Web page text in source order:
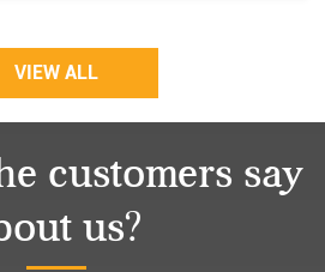
VIEW ALL
customers say
us?